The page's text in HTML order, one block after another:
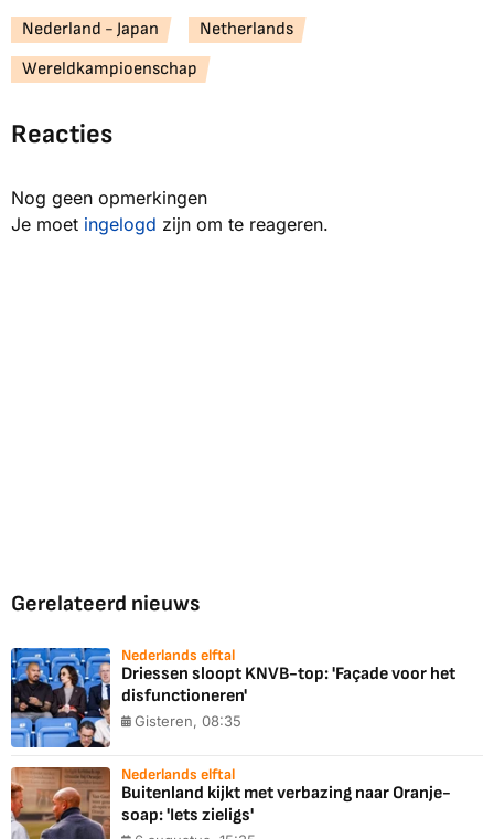
Nederland - Japan
Netherlands
Wereldkampioenschap
Reacties
Nog geen opmerkingen
Je moet ingelogd zijn om te reageren.
Gerelateerd nieuws
Nederlands elftal
Driessen sloopt KNVB-top: 'Façade voor het
disfunctioneren'
Gisteren, 08:35
Nederlands elftal
Buitenland kijkt met verbazing naar Oranje-
soap: 'Iets zieligs'